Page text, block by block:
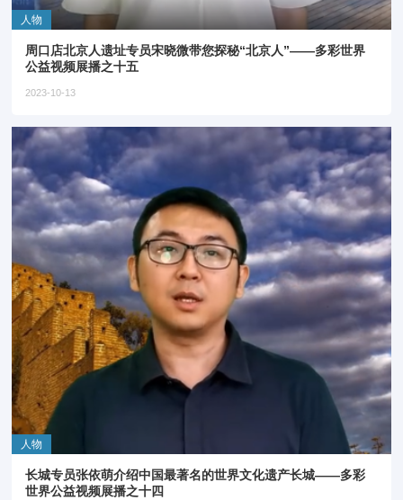
人物
周口店北京人遗址专员宋晓微带您探秘“北京人”——多彩世界
公益视频展播之十五
2023-10-13
人物
长城专员张依萌介绍中国最著名的世界文化遗产长城——多彩
世界公益视频展播之十四